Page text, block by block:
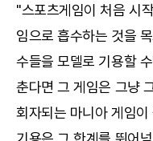
"스포츠게임이 처음 시
임으로 흡수하는 것을
수들을 모델로 기용할
춘다면 그 게임은 그냥
회자되는 마니아 게임